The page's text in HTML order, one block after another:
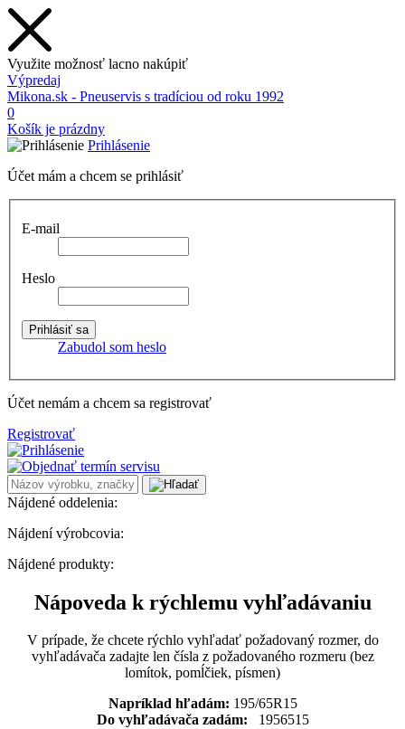
Využite možnosť lacno nakúpiť
Výpredaj
Mikona.sk - Pneuservis s tradíciou od roku 1992
0
Košík je prázdny
Prihlásenie
Účet mám a chcem se prihlásiť
E-mail
Heslo
Zabudol som heslo
Účet nemám a chcem sa registrovať
Registrovať
Nájdené oddelenia:
Nájdení výrobcovia:
Nájdené produkty:
Nápoveda k rýchlemu vyhľadávaniu
V prípade, že chcete rýchlo vyhľadať požadovaný rozmer, do
vyhľadávača zadajte len čísla z požadovaného rozmeru (bez
lomítok, pomĺčiek, písmen)
Napríklad hľadám: 195/65R15
Do vyhľadávača zadám: 1956515